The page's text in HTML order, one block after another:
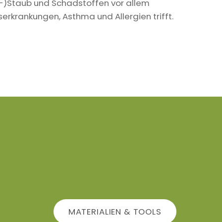
)Staub und Schadstoffen vor allem
Asthma und Allergien trifft.
MATERIALIEN & TOOLS